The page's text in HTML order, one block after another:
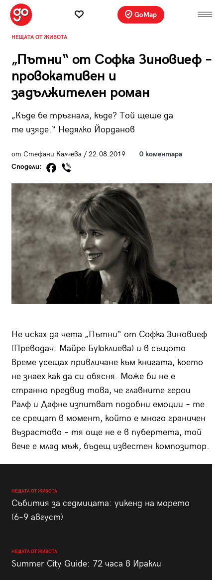
GoMap
НЕЩАТА ОТ ЖИВОТА
„Пътни“ от Софка Зиновиеф –
провокативен и
задължителен роман
„Къде бе тръгнала, къде? Той щеше да
те изяде.“ Недялко Йорданов
от Стефани Калчева / 22.08.2019
0 коментара
Сподели:
Не исках да чета „Пътни“ от Софка Зиновиеф
(Преводач: Майре Буюклиева) и в същото
време усещах привличане към книгата, което
не знаех как да си обясня. Може би не е
странно предвид това, че главните герои
Ралф и Дафне изпитват подобни емоции – те
се срещат в момент, който е много граничен
възрастово – тя още не е в пубертета, той
вече е млад мъж, бъдещ известен композитор.
НЕЩАТА ОТ ЖИВОТА
Събития за седмицата: уикенд на морето
(6–9 август)
НЕЩАТА ОТ ЖИВОТА
Summer City Guide: 72 часа в Иракли